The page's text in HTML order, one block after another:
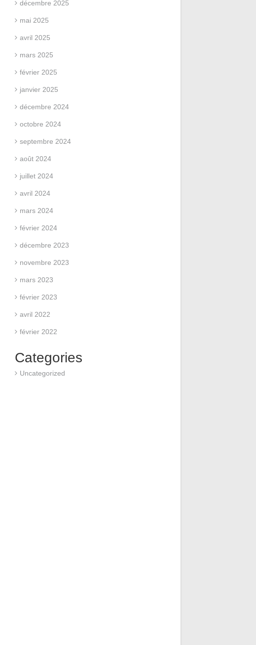
décembre 2025
mai 2025
avril 2025
mars 2025
février 2025
janvier 2025
décembre 2024
octobre 2024
septembre 2024
août 2024
juillet 2024
avril 2024
mars 2024
février 2024
décembre 2023
novembre 2023
mars 2023
février 2023
avril 2022
février 2022
Categories
Uncategorized